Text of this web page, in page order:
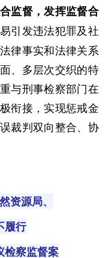
监督，发挥监督合
引发违法犯罪及社
律事实和法律关系
、多层次交织的特
与刑事检察部门在
衔接，实现惩戒金
裁判双向整合、协
资源局、
履行
检察监督案